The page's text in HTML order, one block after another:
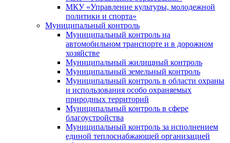
МКУ «Управление культуры, молодежной
политики и спорта»
Муниципальный контроль
Муниципальный контроль на
автомобильном транспорте и в дорожном
хозяйстве
Муниципальный жилищный контроль
Муниципальный земельный контроль
Муниципальный контроль в области охраны
и использования особо охраняемых
природных территорий
Муниципальный контроль в сфере
благоустройства
Муниципальный контроль за исполнением
единой теплоснабжающей организацией